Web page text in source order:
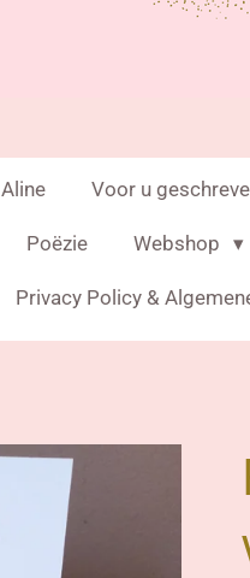
Aline Voor u
Poëzie Webshop
Privacy Policy &